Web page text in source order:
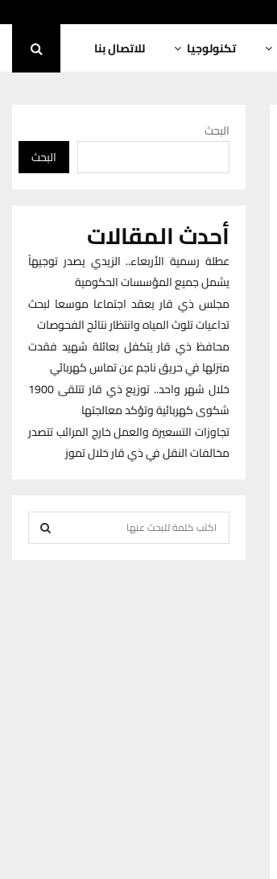
تكنولوجيا للاتصال بنا
البحث
البحث
أحدث المقالات
عطلة رسمية الأربعاء.. الزيدي يصدر توجيهاً
يشمل جميع المؤسسات الحكومية
مجلس ذي قار يعقد اجتماعا موسعا لبحث
تداعيات تلوث المياه وانتظار نتائج الفحوصات
محافظ ذي قار يتكفل بعائلة شهيد فقدت
منزلها في حريق ناجم عن تماس كهربائي
خلال شهر واحد.. توزيع ذي قار تتلقى 1900
شكوى كهربائية وتؤكد معالجتها
تجاوزات التسعيرة والعمل خارج المرائب تتصدر
مخالفات النقل في ذي قار خلال تموز
e